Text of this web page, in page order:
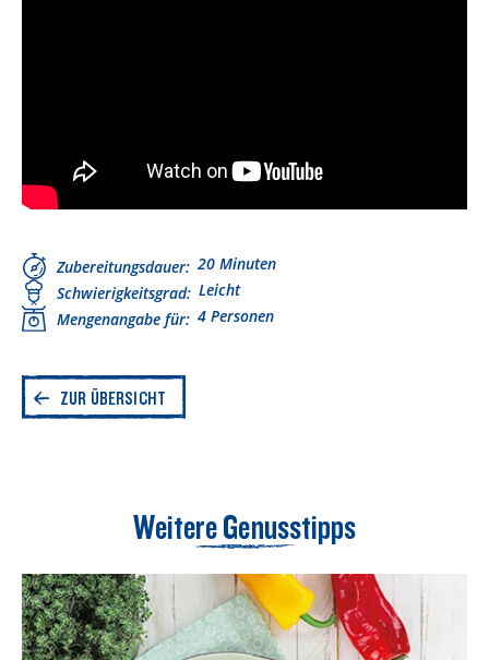
Zubereitungsdauer 20 Minuten
Schwierigkeitsgrad Leicht
Mengenangabe für 4 Personen
ZUR ÜBERSICHT
Weitere Genusstipps